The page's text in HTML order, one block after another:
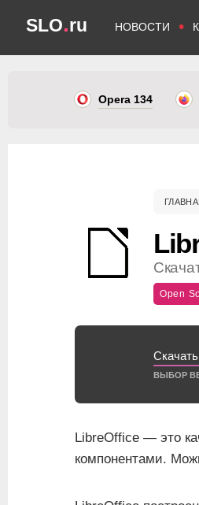
SLO.ru НОВОСТИ •
Opera 134
Open
ВЫБОР
LibreOffice — это
компонентами.